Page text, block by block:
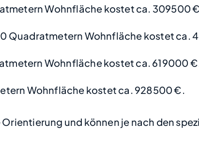
Wohnfläche kostet ca. 309500
Quadratmetern Wohnfläche kostet ca.
Wohnfläche kostet ca. 619000
Wohnfläche kostet ca. 928500 €.
und können je nach den